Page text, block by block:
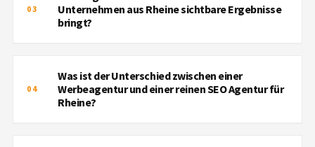
UNTERNEHMEN AUS RHEINE?
bekommen eine professionelle fertig eingerichtete
Website die wir laufend betreuen. Für Gründer,
03
Unternehmen aus Rheine sichtbare Ergebnisse
bringt?
UNTERNEHMEN AUS RHEINE
SICHTBARE ERGEBNISSE BRINGT?
04
Was ist der Unterschied zwischen einer
Werbeagentur und einer reinen SEO Agentur für
Rheine?